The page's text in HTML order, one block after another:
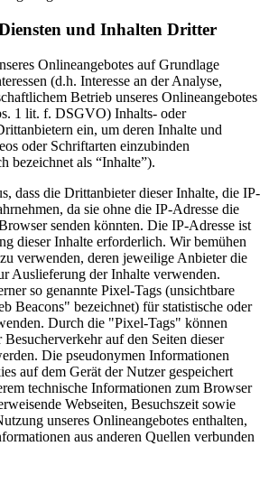
und Inhalten Dritter
Onlineangebotes auf Grundlage
(d.h. Interesse an der Analyse,
Betrieb unseres Onlineangebotes
1 lit. f. DSGVO) Inhalts- oder
ein, um deren Inhalte und
oder Schriftarten einzubinden
bezeichnet als “Inhalte”).
dass die Drittanbieter dieser Inhalte, die IP-
da sie ohne die IP-Adresse die
senden könnten. Die IP-Adresse ist
dieser Inhalte erforderlich. Wir bemühen
verwenden, deren jeweilige Anbieter die
Auslieferung der Inhalte verwenden.
so genannte Pixel-Tags (unsichtbare
Beacons" bezeichnet) für statistische oder
Durch die "Pixel-Tags" können
auf den Seiten dieser
Die pseudonymen Informationen
auf dem Gerät der Nutzer gespeichert
technische Informationen zum Browser
Webseiten, Besuchszeit sowie
unseres Onlineangebotes enthalten,
aus anderen Quellen verbunden